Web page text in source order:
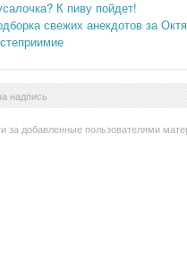
К пиву пойдет!
свежих анекдотов за
надпись
за добавленные пользователями